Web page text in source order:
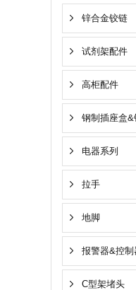
锌合金铰链
试剂架配件
高柜配件
钢制插座盒&
电器系列
拉手
地脚
报警器&控制
C型架堵头